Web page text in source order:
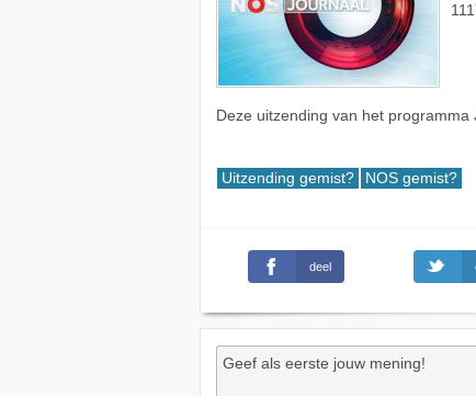
Deze uitzending van het
Uitzending gemist? NOS gemist?
deel